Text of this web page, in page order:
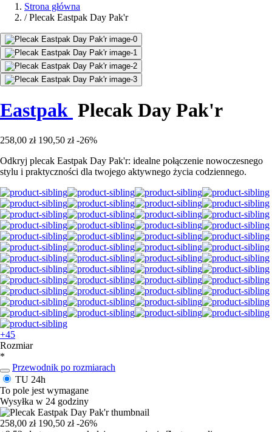
Strona główna
/ Plecak Eastpak Day Pak'r
Eastpak Plecak Day Pak'r
258,00 zł 190,50 zł -26%
Odkryj plecak Eastpak Day Pak'r: idealne połączenie nowoczesnego
stylu i praktyczności dla twojego aktywnego życia codziennego.
+45
Rozmiar
*
Przewodnik po rozmiarach
TU 24h
To pole jest wymagane
Wysyłka w 24 godziny
258,00 zł 190,50 zł -26%